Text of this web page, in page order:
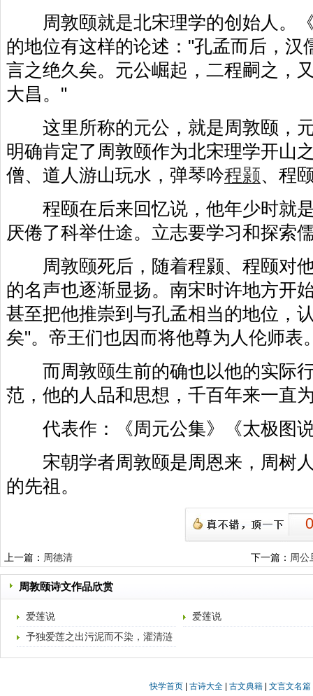
周敦颐就是北宋理学的创始人。《
的地位有这样的论述："孔孟而后，汉
言之绝久矣。元公崛起，二程嗣之，
大昌。"
这里所称的元公，就是周敦颐，元
明确肯定了周敦颐作为北宋理学开山
僧、道人游山玩水，弹琴吟程颢、程
程颐在后来回忆说，他年少时就是
厌倦了科举仕途。立志要学习和探索
周敦颐死后，随着程颢、程颐对他
的名声也逐渐显扬。南宋时许地方开
甚至把他推崇到与孔孟相当的地位，
矣"。帝王们也因而将他尊为人伦师表
而周敦颐生前的确也以他的实际行
范，他的人品和思想，千百年来一直
代表作：《周元公集》《太极图
宋朝学者周敦颐是周恩来，周树人
的先祖。
上一篇： 周德清 下一篇： 周公
周敦颐诗文作品欣赏
爱莲说
爱莲说
予独爱莲之出污泥而不染，濯清涟
而不妖。 （宋·周敦
快学首页 |古诗大全 |古文典籍 |文言文名篇